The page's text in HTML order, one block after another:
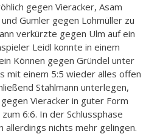
gegen Vieracker, Asam
Gumler gegen Lohmüller zu
verkürzte gegen Ulm auf ein
Leidl konnte in einem
Können gegen Gründel unter
mit einem 5:5 wieder alles offen
Stahlmann unterlegen,
Vieracker in guter Form
6:6. In der Schlussphase
allerdings nichts mehr gelingen.